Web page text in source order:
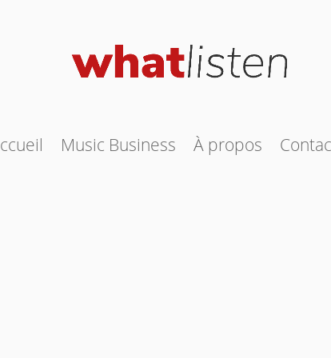
Music Business À propos